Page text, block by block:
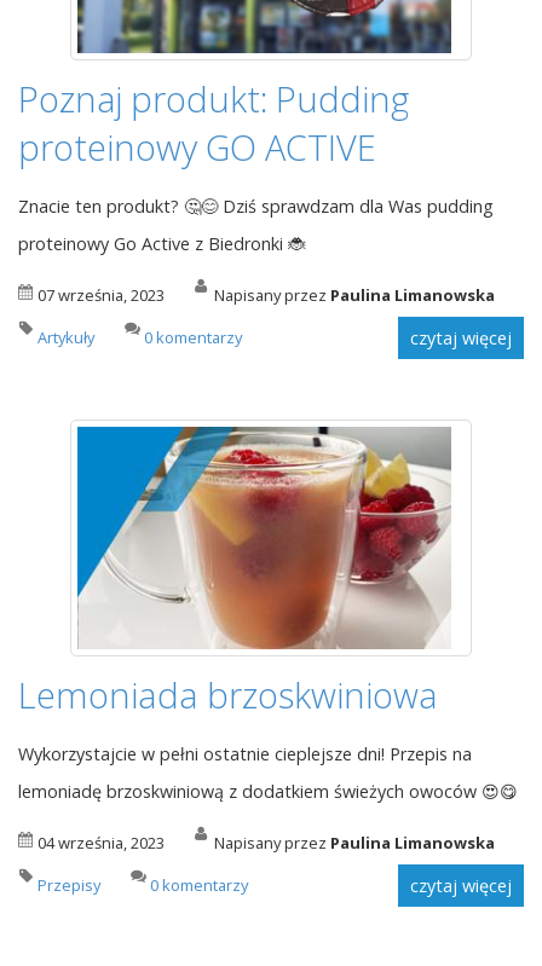
Poznaj produkt: Pudding
proteinowy GO ACTIVE
Znacie ten produkt? 🤔😊 Dziś sprawdzam dla Was pudding
proteinowy Go Active z Biedronki 🐞
07 września, 2023 Napisany przez Paulina Limanowska
Artykuły
0 komentarzy czytaj więcej
Lemoniada brzoskwiniowa
Wykorzystajcie w pełni ostatnie cieplejsze dni! Przepis na
lemoniadę brzoskwiniową z dodatkiem świeżych owoców 😍😋
04 września, 2023 Napisany przez Paulina Limanowska
Przepisy
0 komentarzy czytaj więcej